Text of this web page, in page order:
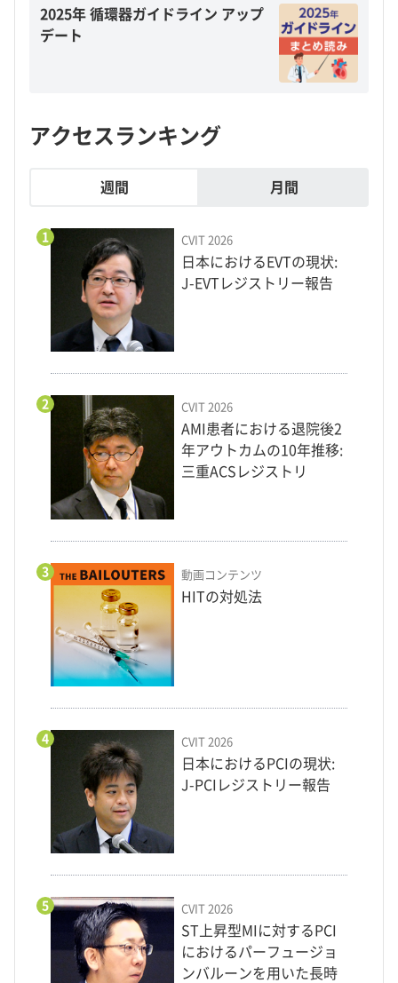
2025年 循環器ガイドライン アップ
デート
アクセスランキング
週間 月間
1 CVIT 2026
日本におけるEVTの現状:
J-EVTレジストリー報告
2 CVIT 2026
AMI患者における退院後2
年アウトカムの10年推移:
三重ACSレジストリ
3 動画コンテンツ
HITの対処法
4 CVIT 2026
日本におけるPCIの現状:
J-PCIレジストリー報告
5 CVIT 2026
ST上昇型MIに対するPCI
におけるパーフュージョ
ンバルーンを用いた長時